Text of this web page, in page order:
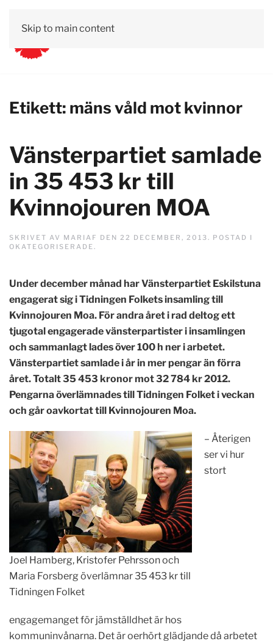
Skip to main content
Etikett: mäns våld mot kvinnor
Vänsterpartiet samlade
in 35 453 kr till
Kvinnojouren MOA
SKRIVET AV MARIAF DEN 22 DECEMBER, 2013. POSTAD I
OKATEGORISERADE.
Under december månad har Vänsterpartiet Eskilstuna
engagerat sig i Tidningen Folkets insamling till
Kvinnojouren Moa. För andra året i rad deltog ett
tjugotal engagerade vänsterpartister i insamlingen
och sammanlagt lades över 100 h ner i arbetet.
Vänsterpartiet samlade i år in mer pengar än förra
året. Totalt 35 453 kronor mot 32 784 kr 2012.
Pengarna överlämnades till Tidningen Folket i veckan
och går oavkortat till Kvinnojouren Moa.
Joel Hamberg, Kristofer Pehrsson och
Maria Forsberg överlämnar 35 453 kr till
Tidningen Folket
– Återigen
ser vi hur
stort
engagemanget för jämställdhet är hos
kommuninvånarna. Det är oerhört glädjande då arbetet